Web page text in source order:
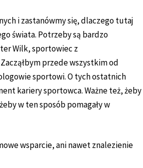
i zastanówmy się, dlaczego tutaj
świata. Potrzeby są bardzo
Wilk, sportowiec z
przede wszystkim od
sportowi. O tych ostatnich
kariery sportowca. Ważne też, żeby
w ten sposób pomagały w
wsparcie, ani nawet znalezienie